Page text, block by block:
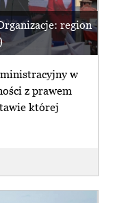
region
w
z prawem
której